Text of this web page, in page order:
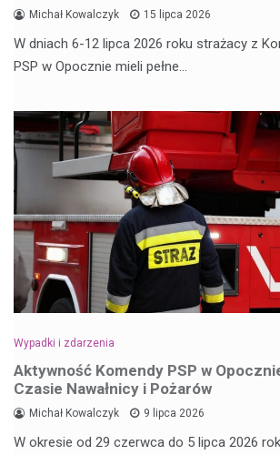
Michał Kowalczyk 15 lipca 2026
W dniach 6-12 lipca 2026 roku strażacy z
PSP w Opocznie mieli pełne…
Wypadki i zdarzenia
Aktywność Komendy PSP w
Czasie Nawałnicy i Pożarów
Michał Kowalczyk 9 lipca 2026
W okresie od 29 czerwca do 5 lipca 2026